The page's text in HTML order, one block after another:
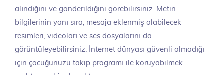
alındığını ve gönderildiğini görebilirsiniz. Metin
bilgilerinin yanı sıra, mesaja eklenmiş olabilecek
resimleri, videoları ve ses dosyalarını da
görüntüleyebilirsiniz. İnternet dünyası güvenli olmadığı
için çocuğunuzu takip programı ile koruyabilmek